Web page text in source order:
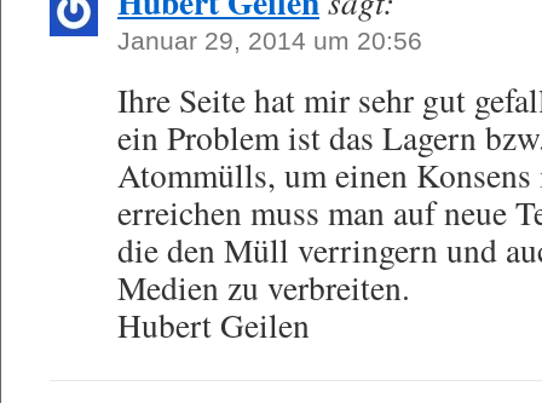
Januar 29, 2014 um 20:56
Ihre Seite hat mir sehr gut
ein Problem ist das Lagern
Atommülls, um einen
erreichen muss man auf neue
die den Müll verringern und
Medien zu verbreiten.
Hubert Geilen